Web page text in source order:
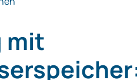
mit